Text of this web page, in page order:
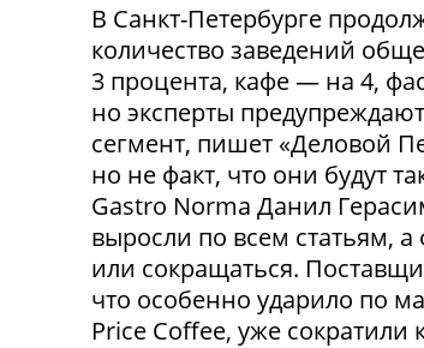
В Санкт-Петербурге
количество заведений
3 процента, кафе — на 4,
но эксперты
сегмент, пишет «Деловой
но не факт, что они будут
Gastro Norma Данил
выросли по всем статьям,
или сокращаться.
что особенно ударило по
Price Coffee, уже сократили